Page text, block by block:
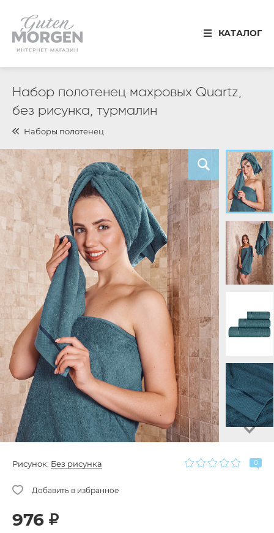
КАТАЛОГ
Иваново
8 800 100 34 50
Звонок по России бесплатный
Спальня
Кухня
Столовая
Детская
Ванная
Готовые решения
Распродажа
Набор полотенец махровых Quartz,
без рисунка, турмалин
Наборы полотенец
Рисунок: Без рисунка 0
976